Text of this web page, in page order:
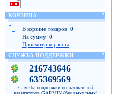
КОРЗИНА
В корзине товаров: 0
На сумму: 0
Просмотр корзины
СЛУЖБА ПОДДЕРЖКИ
216743646
635369569
Служба поддержки пользователей